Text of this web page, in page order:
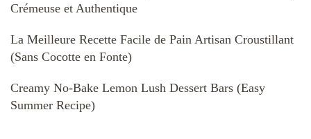
Crémeuse et Authentique
La Meilleure Recette Facile de Pain Artisan Croustillant
(Sans Cocotte en Fonte)
Creamy No-Bake Lemon Lush Dessert Bars (Easy
Summer Recipe)